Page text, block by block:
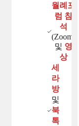
월례포
럼 참
석
(Zoom)
및 영
상
세
라
방
및
북
톡